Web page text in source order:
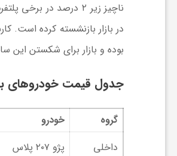
ناچیز زیر ۲ درصد در
در بازار بازنشسته کرده است.
بوده و بازار برای شکستن
جدول قیمت خودروهای بازار
گروه خودرو
داخلی
پژو ۲۰۷ پلاس